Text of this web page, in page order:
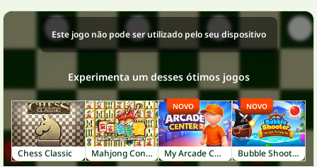
Este jogo não pode ser utilizado pelo seu dispositivo
Experimenta um desses ótimos jogos
Chess Classic Mahjong Connect My Arcade Center 2
NOVO
Bubble Shooter: Pirate Treasures
NOVO